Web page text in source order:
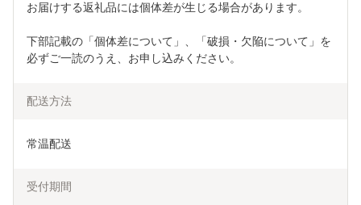
お届けする返礼品には個体差が生じる場合があります。
下部記載の「個体差について」、「破損・欠陥について」を
必ずご一読のうえ、お申し込みください。
配送方法
常温配送
受付期間